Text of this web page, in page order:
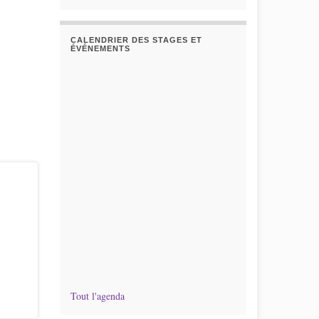
CALENDRIER DES STAGES ET
ÉVÉNEMENTS
Tout l'agenda